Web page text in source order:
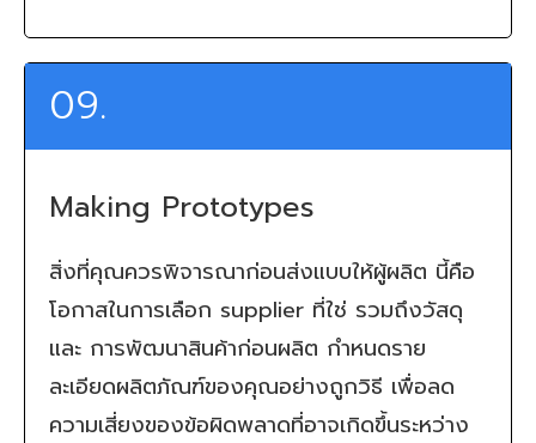
09.
Making Prototypes
สิ่งที่คุณควรพิจารณาก่อนส่งแบบให้ผู้ผลิต นี้คือ
โอกาสในการเลือก supplier ที่ใช่ รวมถึงวัสดุ
และ การพัฒนาสินค้าก่อนผลิต กำหนดราย
ละเอียดผลิตภัณฑ์ของคุณอย่างถูกวิธี เพื่อลด
ความเสี่ยงของข้อผิดพลาดที่อาจเกิดขึ้นระหว่าง